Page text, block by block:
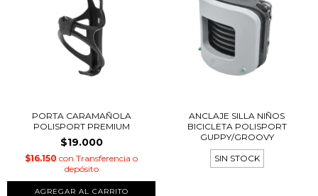
PORTA CARAMAÑOLA
POLISPORT PREMIUM
$19.000
$16.150 con Transferencia o
depósito
ANCLAJE SILLA NIÑOS
BICICLETA POLISPORT
GUPPY/GROOVY
SIN STOCK